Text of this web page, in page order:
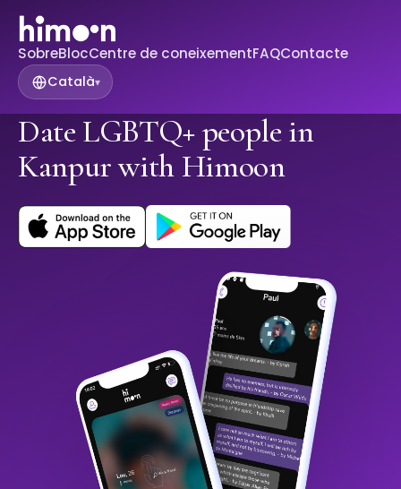
SobreBlocCentre de coneixementFAQContacte
Català▾
Date LGBTQ+ people in
Kanpur with Himoon